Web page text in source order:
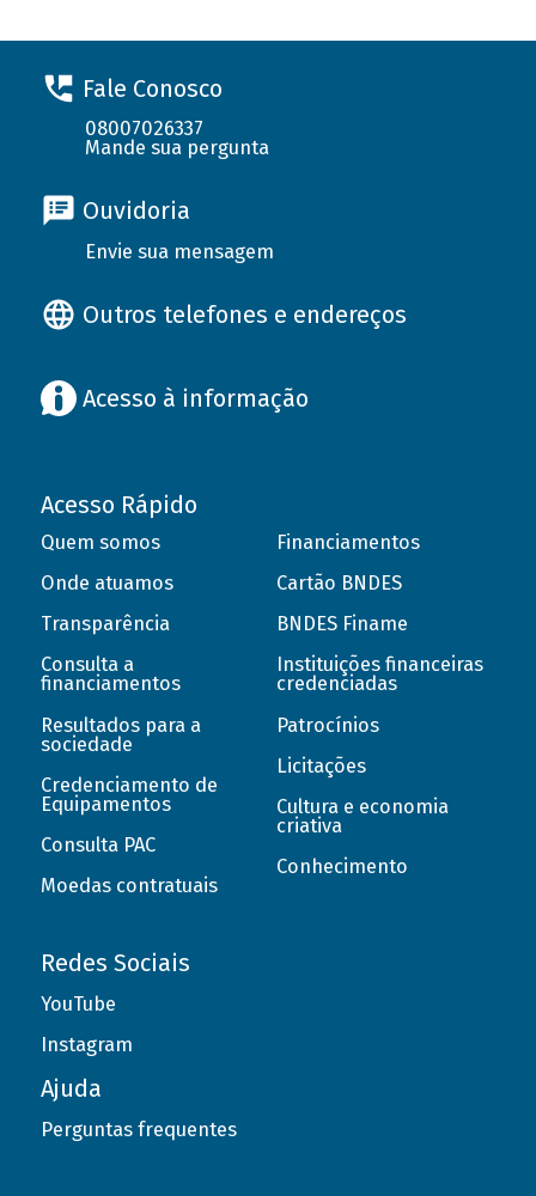
Fale Conosco
08007026337
Mande sua pergunta
Ouvidoria
Envie sua mensagem
Outros telefones e endereços
Acesso à informação
Acesso Rápido
Quem somos
Onde atuamos
Transparência
Consulta a
financiamentos
Resultados para a
sociedade
Credenciamento de
Equipamentos
Consulta PAC
Moedas contratuais
Financiamentos
Cartão BNDES
BNDES Finame
Instituições financeiras
credenciadas
Patrocínios
Licitações
Cultura e economia
criativa
Conhecimento
Redes Sociais
YouTube
Instagram
Ajuda
Perguntas frequentes